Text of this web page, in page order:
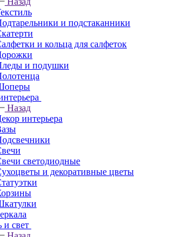
и подстаканники
и кольца для салфеток
и подушки
Назад
интерьера
светодиодные
и декоративные цветы
и свет